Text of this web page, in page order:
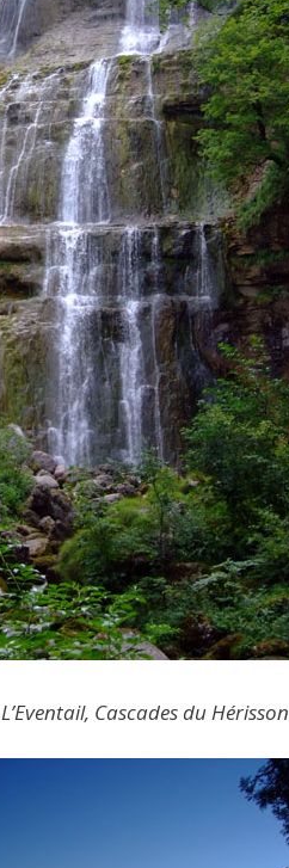
L’Eventail, Cascades du Hérisson